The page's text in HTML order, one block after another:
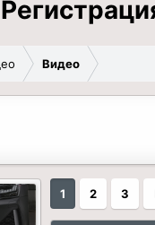
Видео
1 2 3